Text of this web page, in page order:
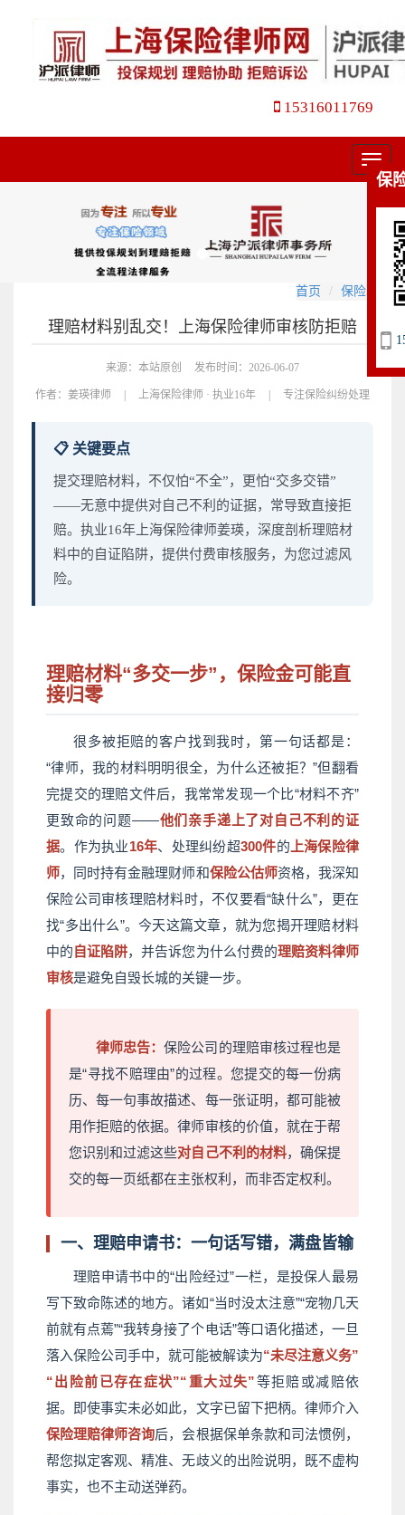
15316011769
菜
单
首页 保险理赔
理赔材料别乱交！上海保险律师审核防拒赔
来源：本站原创 发布时间：2026-06-07
作者： 姜瑛律师 | 上海保险律师 · 执业16年 | 专注保险纠纷处理
📋 关键要点
提交理赔材料，不仅怕“不全”，更怕“交多交错”
——无意中提供对自己不利的证据，常导致直接拒
赔。执业16年上海保险律师姜瑛，深度剖析理赔材
料中的自证陷阱，提供付费审核服务，为您过滤风
险。
理赔材料“多交一步”，保险金可能直
接归零
很多被拒赔的客户找到我时，第一句话都是：
“律师，我的材料明明很全，为什么还被拒？”但翻看
完提交的理赔文件后，我常常发现一个比“材料不齐”
更致命的问题——他们亲手递上了对自己不利的证
据。作为执业16年、处理纠纷超300件的 上海保险律
师，同时持有金融理财师和保险公估师资格，我深知
保险公司审核理赔材料时，不仅要看“缺什么”，更在
找“多出什么”。今天这篇文章，就为您揭开理赔材料
中的自证陷阱，并告诉您为什么付费的理赔资料律师
审核是避免自毁长城的关键一步。
律师忠告：保险公司的理赔审核过程也是
是“寻找不赔理由”的过程。您提交的每一份病
历、每一句事故描述、每一张证明，都可能被
用作拒赔的依据。律师审核的价值，就在于帮
您识别和过滤这些对自己不利的材料，确保提
交的每一页纸都在主张权利，而非否定权利。
一、理赔申请书：一句话写错，满盘皆输
理赔申请书中的“出险经过”一栏，是投保人最易
写下致命陈述的地方。诸如“当时没太注意”“宠物几天
前就有点蔫”“我转身接了个电话”等口语化描述，一旦
落入保险公司手中，就可能被解读为“未尽注意义务”
“出险前已存在症状”“重大过失”等拒赔或减赔依
据。即使事实未必如此，文字已留下把柄。律师介入
保险理赔律师咨询后，会根据保单条款和司法惯例，
帮您拟定客观、精准、无歧义的出险说明，既不虚构
事实，也不主动送弹药。
保